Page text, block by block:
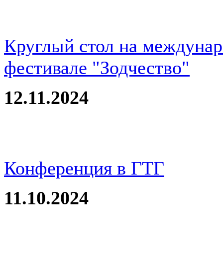
Круглый стол на
фестивале "Зодчество"
12.11.2024
Конференция в ГТГ
11.10.2024